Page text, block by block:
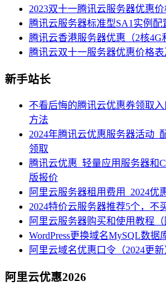
2023双十一腾讯云服务器优惠
腾讯云服务器标准型SA1实例
腾讯云香港服务器优惠（2核4G
腾讯云双十一服务器优惠价格
新手站长
不看后悔的腾讯云优惠券领取
方法
2024年腾讯云优惠服务器活动_
领取
腾讯云优惠_轻量应用服务器和
版报价
阿里云服务器租用费用_2024优
2024特价云服务器推荐5个，不
阿里云服务器购买和使用教程（
WordPress更换域名MySQL数据
阿里云域名优惠口令（2024更新
阿里云优惠2026